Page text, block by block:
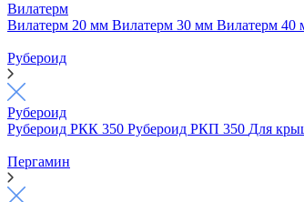
Вилатерм
Вилатерм 20 мм Вилатерм 30 мм Вилатерм 40
Рубероид
Рубероид
Рубероид РКК 350 Рубероид РКП 350 Для
Пергамин